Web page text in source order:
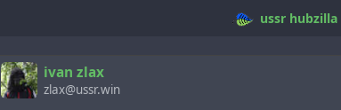
ussr hubzilla
ivan zlax
zlax@ussr.win